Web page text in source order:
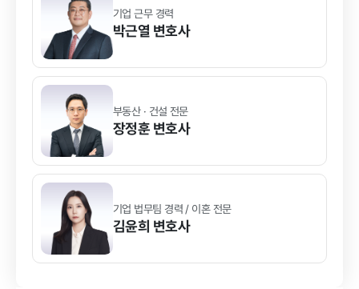
기업 근무 경력
박근열 변호사
부동산 · 건설 전문
장정훈 변호사
기업 법무팀 경력 / 이혼 전문
김윤희 변호사